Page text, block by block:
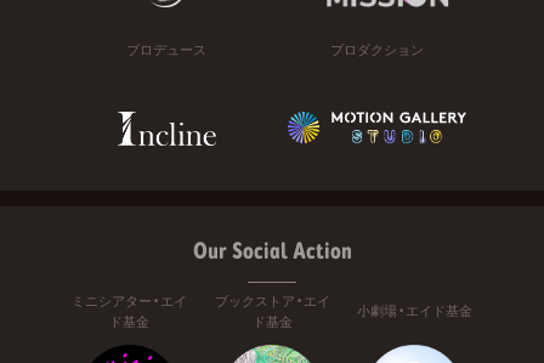
プロデュース プロダクション
Our Social Action
ミニシアター・エイ
ド基金
ブックストア・エイ
ド基金
小劇場・エイド基金